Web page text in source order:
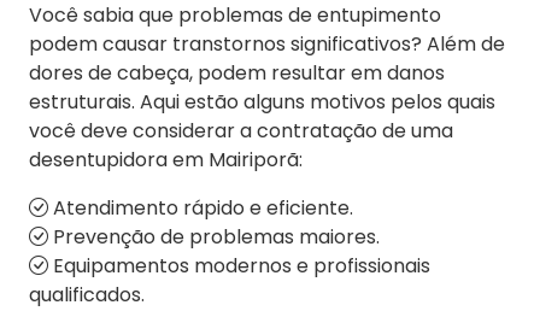
Você sabia que problemas de entupimento
podem causar transtornos significativos? Além de
dores de cabeça, podem resultar em danos
estruturais. Aqui estão alguns motivos pelos quais
você deve considerar a contratação de uma
desentupidora em Mairiporã:
Atendimento rápido e eficiente.
Prevenção de problemas maiores.
Equipamentos modernos e profissionais
qualificados.